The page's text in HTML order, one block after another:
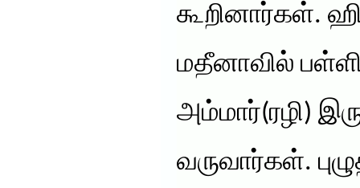
கூறினார்கள்.
மதீனாவில்
அம்மார்(ரழி)
வருவார்கள்.